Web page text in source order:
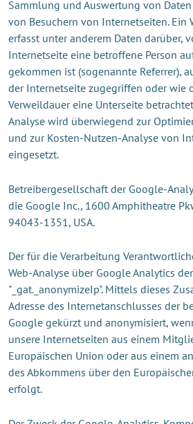
Sammlung und Auswertung von
von Besuchern von Internetseiten. Ein
erfasst unter anderem Daten darüber,
Internetseite eine betroffene Person
gekommen ist (sogenannte Referrer),
der Internetseite zugegriffen oder wie
Verweildauer eine Unterseite
Analyse wird überwiegend zur
und zur Kosten-Nutzen-Analyse von
eingesetzt.
Betreibergesellschaft der Google-
die Google Inc., 1600 Amphitheatre
94043-1351, USA.
Der für die Verarbeitung
Web-Analyse über Google Analytics
"_gat._anonymizeIp". Mittels dieses
Adresse des Internetanschlusses der
Google gekürzt und anonymisiert,
unsere Internetseiten aus einem
Europäischen Union oder aus einem
des Abkommens über den
erfolgt.